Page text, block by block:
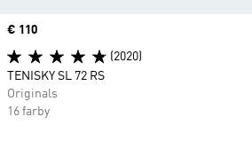
Price
€ 110
(2020)
TENISKY SL 72 RS
Originals
16 farby